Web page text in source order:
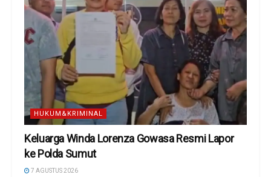
HUKUM&KRIMINAL
Keluarga Winda Lorenza Gowasa Resmi Lapor
ke Polda Sumut
7 AGUSTUS 2026